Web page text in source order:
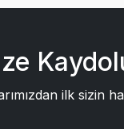
ilk sizin